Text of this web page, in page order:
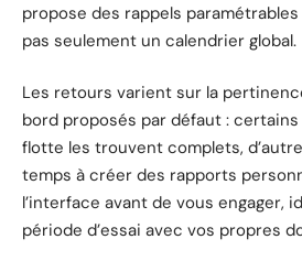
propose des rappels
pas seulement un calendrier global.
Les retours varient sur la
bord proposés par défaut :
flotte les trouvent complets,
temps à créer des rapports
l’interface avant de vous engager,
période d’essai avec vos propres